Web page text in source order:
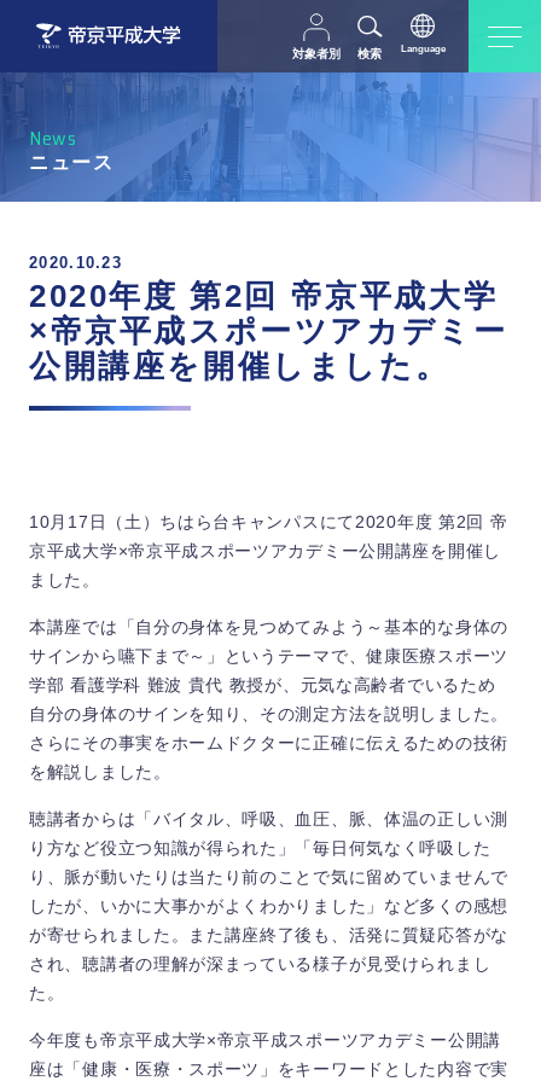
対象者別
受験生の方 在学生・教職員の方
父母等の方 卒業生の方
検索 Language
English 中文（简体字）
News
ニュース
2020.10.23
2020年度 第2回 帝京平成大学
×帝京平成スポーツアカデミー
公開講座を開催しました。
10月17日（土）ちはら台キャンパスにて2020年度 第2回 帝
京平成大学×帝京平成スポーツアカデミー公開講座を開催し
ました。
本講座では「自分の身体を見つめてみよう～基本的な身体の
サインから嚥下まで～」というテーマで、健康医療スポーツ
学部 看護学科 難波 貴代 教授が、元気な高齢者でいるため
自分の身体のサインを知り、その測定方法を説明しました。
さらにその事実をホームドクターに正確に伝えるための技術
を解説しました。
聴講者からは「バイタル、呼吸、血圧、脈、体温の正しい測
り方など役立つ知識が得られた」「毎日何気なく呼吸した
り、脈が動いたりは当たり前のことで気に留めていませんで
したが、いかに大事かがよくわかりました」など多くの感想
が寄せられました。また講座終了後も、活発に質疑応答がな
され、聴講者の理解が深まっている様子が見受けられまし
た。
今年度も帝京平成大学×帝京平成スポーツアカデミー公開講
座は「健康・医療・スポーツ」をキーワードとした内容で実